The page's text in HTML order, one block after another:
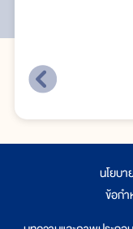
นโยบ
ข้อกำ